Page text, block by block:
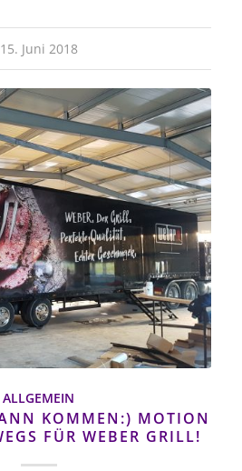
15. Juni 2018
ALLGEMEIN
KOMMEN:) MOTION
FÜR WEBER GRILL!